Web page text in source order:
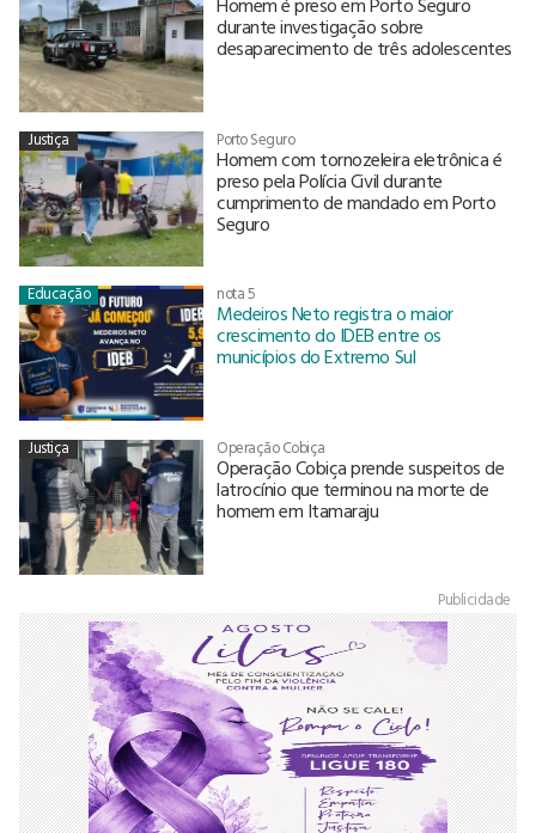
durante investigação sobre
desaparecimento de três adolescentes
Justiça Porto Seguro
Homem com tornozeleira eletrônica é
preso pela Polícia Civil durante
cumprimento de mandado em Porto
Seguro
Educação nota 5
Medeiros Neto registra o maior
crescimento do IDEB entre os
municípios do Extremo Sul
Justiça Operação Cobiça
Operação Cobiça prende suspeitos de
latrocínio que terminou na morte de
homem em Itamaraju
Publicidade